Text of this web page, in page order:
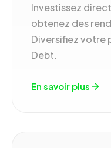
Investissez
obtenez des
Diversifiez votre
Debt.
En savoir plus